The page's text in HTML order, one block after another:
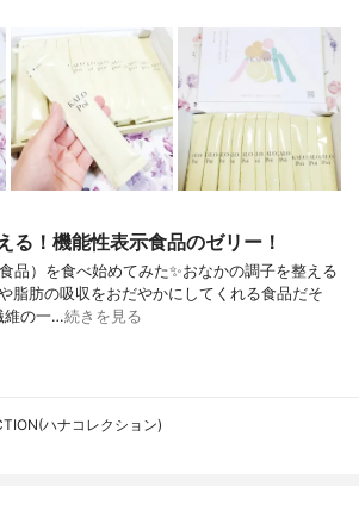
る！機能性表示食品のゼリー！
品）を食べ始めてみた✨おなかの調子を整える
脂肪の吸収をおだやかにしてくれる食品だそ
維の一…続きを見る
ハナコレクション)